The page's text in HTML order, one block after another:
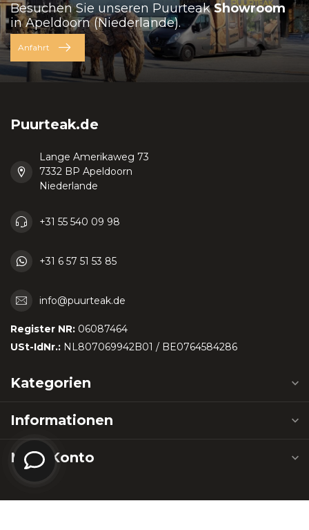
Besuchen Sie unseren PuurteakShowroom
in Apeldoorn (Niederlande).
Anfahrt
Puurteak.de
Lange Amerikaweg 73
7332 BP Apeldoorn
Niederlande
+31 55 540 09 98
+31 6 57 51 53 85
info@puurteak.de
Register NR: 06087464
USt-IdNr.: NL807069942B01 / BE0764584286
Kategorien
Informationen
Mein Konto